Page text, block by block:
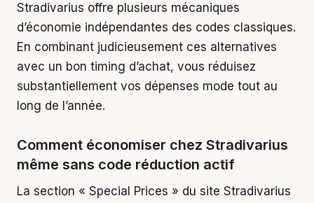
Stradivarius offre plusieurs mécaniques
d’économie indépendantes des codes classiques.
En combinant judicieusement ces alternatives
avec un bon timing d’achat, vous réduisez
substantiellement vos dépenses mode tout au
long de l’année.
Comment économiser chez Stradivarius
même sans code réduction actif
La section « Special Prices » du site Stradivarius